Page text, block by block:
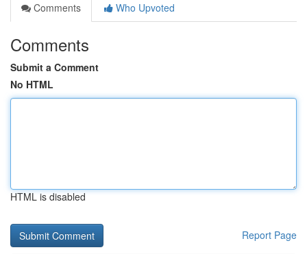
Comments
Who Upvoted
Comments
Submit a Comment
No HTML
HTML is disabled
Report Page